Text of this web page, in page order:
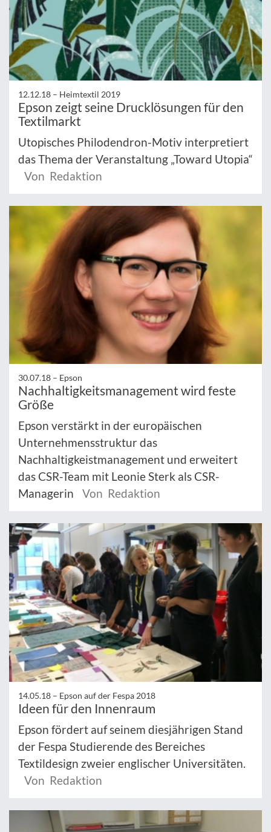
12.12.18 – Heimtextil 2019
Epson zeigt seine Drucklösungen für den
Textilmarkt
Utopisches Philodendron-Motiv interpretiert
das Thema der Veranstaltung „Toward Utopia“
Von Redaktion
30.07.18 – Epson
Nachhaltigkeitsmanagement wird feste
Größe
Epson verstärkt in der europäischen
Unternehmensstruktur das
Nachhaltigkeistmanagement und erweitert
das CSR-Team mit Leonie Sterk als CSR-
Managerin
Von Redaktion
14.05.18 – Epson auf der Fespa 2018
Ideen für den Innenraum
Epson fördert auf seinem diesjährigen Stand
der Fespa Studierende des Bereiches
Textildesign zweier englischer Universitäten.
Von Redaktion